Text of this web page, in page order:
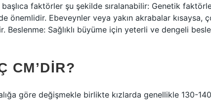
başlıca faktörler şu şekilde sıralanabilir: Genetik
önemlidir. Ebeveynler veya yakın akrabalar kısaysa,
Beslenme: Sağlıklı büyüme için yeterli ve dengeli
CM’DIR?
göre değişmekle birlikte kızlarda genellikle 130-140